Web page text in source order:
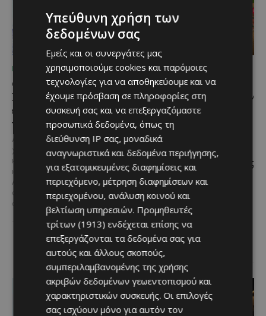
ΜΈΝΟΥΜΕ ΕΝΗΜΕΡΩΜΈΝΟΙ
Ο Λευκαρίτικος τταβάς:
Η αυθεντική κυπριακή
συνταγή που περνά από
γενιά σε γενιά
Ανάμεσα στα πιο
χαρακτηριστικά φαγητά της
κυπριακής παραδοσιακής
κουζίνας ξεχωρίζει ο
Λευκαρίτικος τταβάς, ένα
φαγητό που συνδέεται
άρρηκτα...
ΜΈΝΟΥΜΕ ΕΝΗΜΕΡΩΜΈΝΟΙ
Εμβληματική
Τουριστική Έκταση στην
Παραλιακή Ζώνη
Αλαμινού με
Αδειοδοτημένη
Ξενοδοχειακή Ανάπτυξη
και Πανοραμική Θέα της
Θάλασσας
Μια εξαιρετικά σπάνια
επενδυτική ευκαιρία
παρουσιάζεται στην παραλιακή
περιοχή του Αλαμινού, στην
επαρχία Λάρνακας. Πρόκειται
για τρία συνεχόμενα...
Υπεύθυνη χρήση των
δεδομένων σας
Εμείς και οι συνεργάτες μας
χρησιμοποιούμε cookies και παρόμοιες
τεχνολογίες για να αποθηκεύουμε και να
έχουμε πρόσβαση σε πληροφορίες στη
συσκευή σας και να επεξεργαζόμαστε
προσωπικά δεδομένα, όπως τη
διεύθυνση IP σας, μοναδικά
αναγνωριστικά και δεδομένα περιήγησης,
για εξατομικευμένες διαφημίσεις και
περιεχόμενο, μέτρηση διαφημίσεων και
περιεχομένου, ανάλυση κοινού και
βελτίωση υπηρεσιών. Προμηθευτές
τρίτων (1913) ενδέχεται επίσης να
επεξεργάζονται τα δεδομένα σας για
αυτούς και άλλους σκοπούς,
συμπεριλαμβανομένης της χρήσης
ακριβών δεδομένων γεωεντοπισμού και
χαρακτηριστικών συσκευής. Οι επιλογές
σας ισχύουν μόνο για αυτόν τον